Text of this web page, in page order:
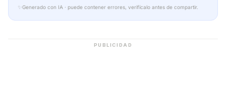
✨ Generado con IA · puede contener errores, verifícalo antes de compartir.
PUBLICIDAD